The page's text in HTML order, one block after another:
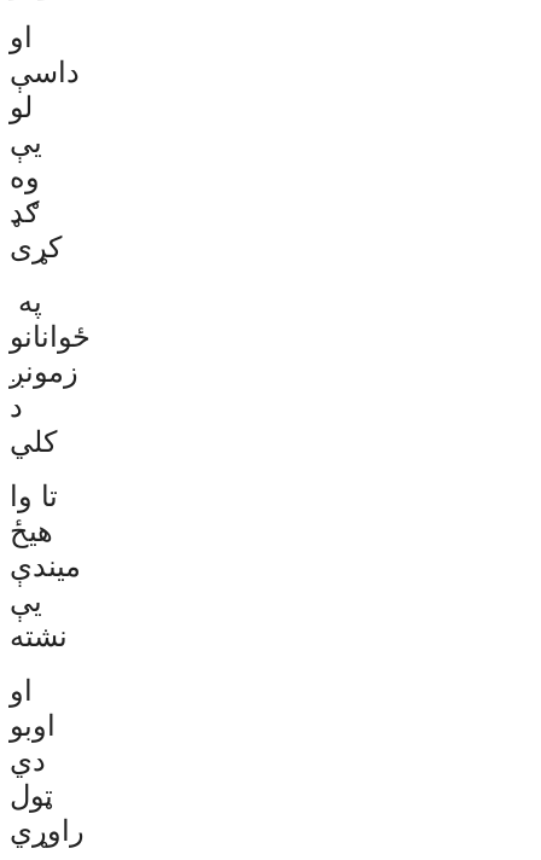
او
داسې
لو
یې
وه
ګډ
کړی
په
ځوانانو
زمونږ
د
کلي
تا وا
هیځ
میندې
يې
نشته
او
اوبو
دي
ټول
راوړي